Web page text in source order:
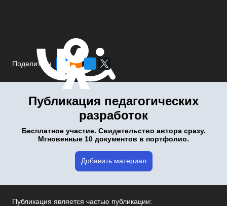
Поделиться
Публикация педагогических
разработок
Бесплатное участие. Свидетельство автора сразу.
Мгновенные 10 документов в портфолио.
Добавить материал
Публикация является частью публикации: